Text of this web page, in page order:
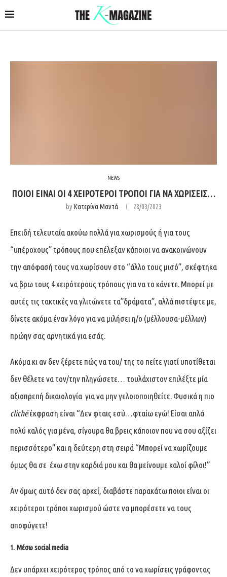
NEWS
ΠΟΙΟΙ ΕΙΝΑΙ ΟΙ 4 ΧΕΙΡΟΤΕΡΟΙ ΤΡΟΠΟΙ ΓΙΑ ΝΑ ΧΩΡΙΣΕΙΣ…
byΚατερίνα Μαντά 28/03/2023
Επειδή τελευταία ακούω πολλά για χωρισμούς ή για τους
“υπέροχους” τρόπους που επέλεξαν κάποιοι να ανακοινώνουν
την απόφασή τους να χωρίσουν στο “άλλο τους μισό”, σκέφτηκα
να βρω τους 4 χειρότερους τρόπους για να το κάνετε. Μπορεί με
αυτές τις τακτικές να γλιτώνετε τα”δράματα”, αλλά πιστέψτε με,
δίνετε ακόμα έναν λόγο για να μιλήσει η/ο (μέλλουσα-μέλλων)
πρώην σας αρνητικά για εσάς.
Ακόμα κι αν δεν ξέρετε πώς να του/ της το πείτε γιατί υποτίθεται
δεν θέλετε να τον/την πληγώσετε… τουλάχιστον επιλέξτε μία
αξιοπρεπή δικαιολογία για να μην γελοιοποιηθείτε. Φυσικά η πιο
clichéέκφραση είναι “Δεν φταις εσύ…φταίω εγώ! Είσαι απλά
πολύ καλός για μένα, σίγουρα θα βρεις κάποιον που να σου αξίζει
περισσότερο” και η δεύτερη στη σειρά “Μπορεί να χωρίζουμε
όμως θα σε έχω στην καρδιά μου και θα μείνουμε καλοί φίλοι!”
Αν όμως αυτό δεν σας αρκεί, διαβάστε παρακάτω ποιοι είναι οι
χειρότεροι τρόποι χωρισμού ώστε να μπορέσετε να τους
αποφύγετε!
1. Μέσω social media
Δεν υπάρχει χειρότερος τρόπος από το να χωρίσεις γράφοντας